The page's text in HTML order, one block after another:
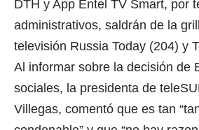
DTH y App Entel TV Smart, por
administrativos, saldrán de la
televisión Russia Today (204) y
Al informar sobre la decisión de
sociales, la presidenta de
Villegas, comentó que es tan